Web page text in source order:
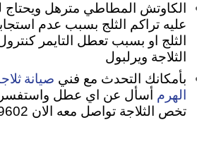
الكاوتش المطاطي مترهل ويحتاج
عليه تراكم الثلج بسبب عدم
الثلج او بسبب تعطل التايمر
الثلاجة ويرلبول
بأمكانك التحدث مع فني صيانة
الهرم أسأل عن اي عطل
تخص الثلاجة تواصل معه الان 19602